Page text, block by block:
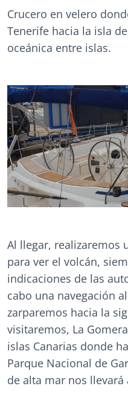
Crucero en velero
Tenerife hacia la isla
oceánica entre islas.
Al llegar, realizaremos
para ver el volcán,
indicaciones de las
cabo una navegación
zarparemos hacia la
visitaremos, La
islas Canarias donde
Parque Nacional de
de alta mar nos llevará